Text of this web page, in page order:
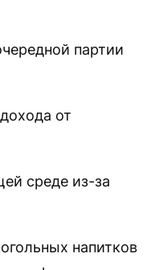
партии
от
среде из-за
напитков